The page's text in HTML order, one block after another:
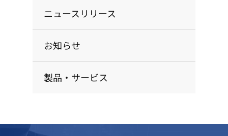
ニュースリリース
お知らせ
製品・サービス